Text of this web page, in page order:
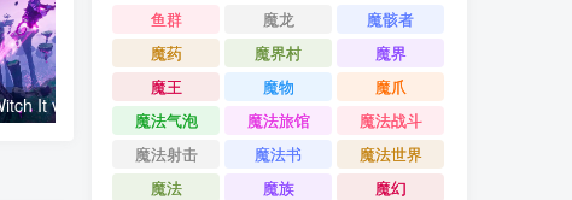
女巫来了 Witch It v1.4.5.1版 官方中文 致命公司 Lethal Company v67a联机版 v62版 汉化中文
鱼群
魔龙
魔骸者
魔药
魔界村
魔界
魔王
魔物
魔爪
魔法气泡
魔法旅馆
魔法战斗
魔法射击
魔法书
魔法世界
魔法
魔族 魔幻